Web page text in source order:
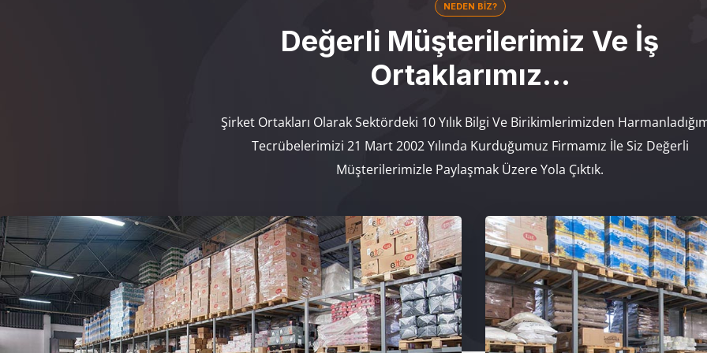
NEDEN BIZ?
Değerli Müşterilerimiz Ve İş
Ortaklarımız…
Şirket Ortakları Olarak Sektördeki 10 Yılık Bilgi Ve Birikimlerimizden
Tecrübelerimizi 21 Mart 2002 Yılında Kurduğumuz Firmamız İle Siz Değerli
Müşterilerimizle Paylaşmak Üzere Yola Çıktık.